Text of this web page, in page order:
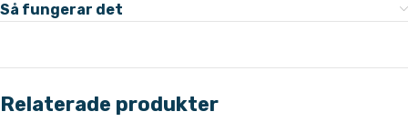
Så fungerar det
Relaterade produkter